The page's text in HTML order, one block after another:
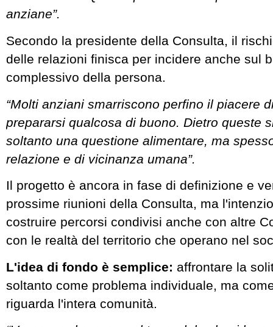
anziane”.
Secondo la presidente della Consulta, il
delle relazioni finisca per incidere anche sul
complessivo della persona.
“Molti anziani smarriscono perfino il piacere
prepararsi qualcosa di buono. Dietro queste
soltanto una questione alimentare, ma
relazione e di vicinanza umana”.
Il progetto è ancora in fase di definizione e
prossime riunioni della Consulta, ma
costruire percorsi condivisi anche con altre
con le realtà del territorio che operano nel
L'idea di fondo è semplice: affrontare la
soltanto come problema individuale, ma
riguarda l'intera comunità.